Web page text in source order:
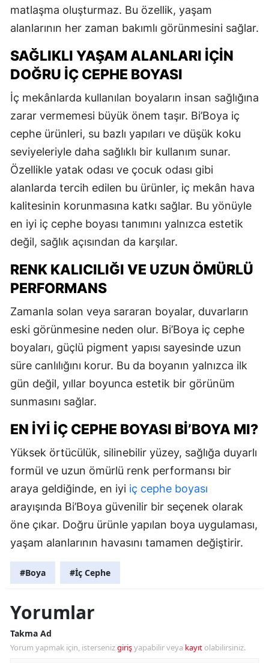
matlaşma oluşturmaz. Bu özellik, yaşam
alanlarının her zaman bakımlı görünmesini sağlar.
SAĞLIKLI YAŞAM ALANLARI İÇIN
DOĞRU İÇ CEPHE BOYASI
İç mekânlarda kullanılan boyaların insan sağlığına
zarar vermemesi büyük önem taşır. Bi’Boya iç
cephe ürünleri, su bazlı yapıları ve düşük koku
seviyeleriyle daha sağlıklı bir kullanım sunar.
Özellikle yatak odası ve çocuk odası gibi
alanlarda tercih edilen bu ürünler, iç mekân hava
kalitesinin korunmasına katkı sağlar. Bu yönüyle
en iyi iç cephe boyası tanımını yalnızca estetik
değil, sağlık açısından da karşılar.
RENK KALICILIĞI VE UZUN ÖMÜRLÜ
PERFORMANS
Zamanla solan veya sararan boyalar, duvarların
eski görünmesine neden olur. Bi’Boya iç cephe
boyaları, güçlü pigment yapısı sayesinde uzun
süre canlılığını korur. Bu da boyanın yalnızca ilk
gün değil, yıllar boyunca estetik bir görünüm
sunmasını sağlar.
EN İYI İÇ CEPHE BOYASI BI’BOYA MI?
Yüksek örtücülük, silinebilir yüzey, sağlığa duyarlı
formül ve uzun ömürlü renk performansı bir
araya geldiğinde, en iyi iç cephe boyası
arayışında Bi’Boya güvenilir bir seçenek olarak
öne çıkar. Doğru ürünle yapılan boya uygulaması,
yaşam alanlarının havasını tamamen değiştirir.
#Boya #İç Cephe
Yorumlar
Takma Ad
Yorum yapmak için, istersenizgirişyapabilir veya kayıt olabilirsiniz.